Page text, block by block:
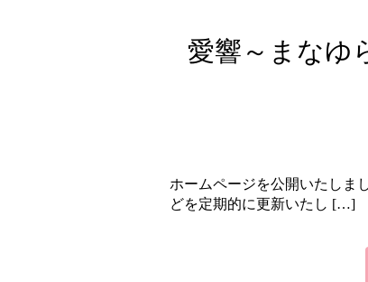
愛響～まなゆ
ホームページを公開いたしま
どを定期的に更新いたし […]